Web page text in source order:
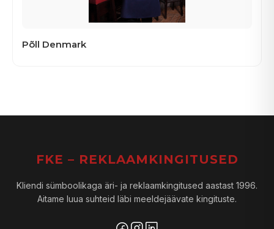
Põll Denmark
FKE – REKLAAMKINGITUSED
Kliendi sümboolikaga äri- ja reklaamkingitused aastast 1996.
Aitame luua suhteid läbi meeldejäävate kingituste.